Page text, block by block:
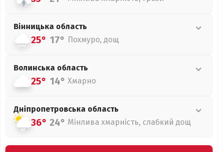
Вінницька область
25° 17° Похмуро, дощ
Волинська область
25° 14° Хмарно
Дніпропетровська область
36° 24° Мінлива хмарність, слабкий дощ